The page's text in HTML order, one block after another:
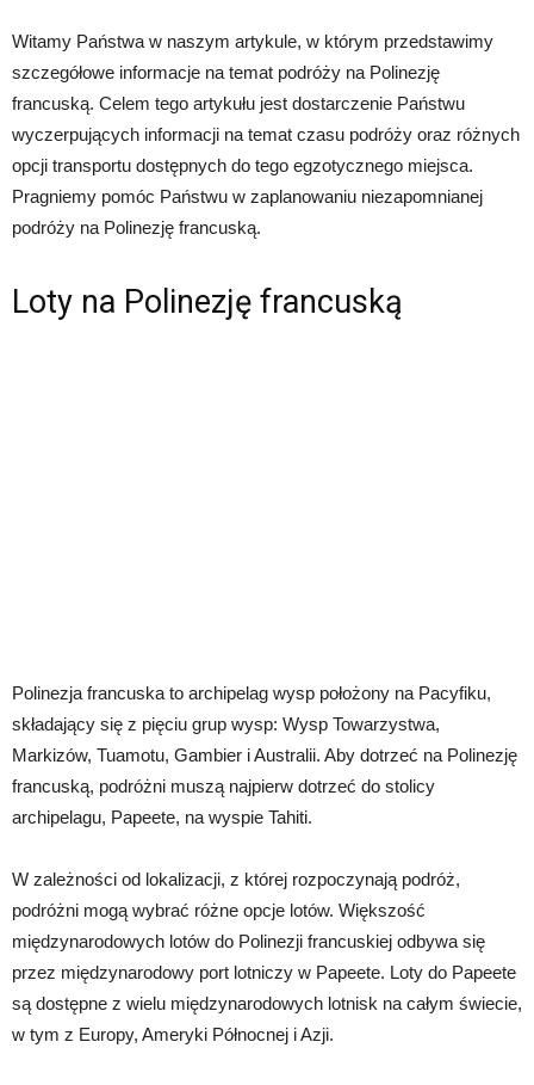
Witamy Państwa w naszym artykule, w którym przedstawimy
szczegółowe informacje na temat podróży na Polinezję
francuską. Celem tego artykułu jest dostarczenie Państwu
wyczerpujących informacji na temat czasu podróży oraz różnych
opcji transportu dostępnych do tego egzotycznego miejsca.
Pragniemy pomóc Państwu w zaplanowaniu niezapomnianej
podróży na Polinezję francuską.
Loty na Polinezję francuską
Polinezja francuska to archipelag wysp położony na Pacyfiku,
składający się z pięciu grup wysp: Wysp Towarzystwa,
Markizów, Tuamotu, Gambier i Australii. Aby dotrzeć na Polinezję
francuską, podróżni muszą najpierw dotrzeć do stolicy
archipelagu, Papeete, na wyspie Tahiti.
W zależności od lokalizacji, z której rozpoczynają podróż,
podróżni mogą wybrać różne opcje lotów. Większość
międzynarodowych lotów do Polinezji francuskiej odbywa się
przez międzynarodowy port lotniczy w Papeete. Loty do Papeete
są dostępne z wielu międzynarodowych lotnisk na całym świecie,
w tym z Europy, Ameryki Północnej i Azji.